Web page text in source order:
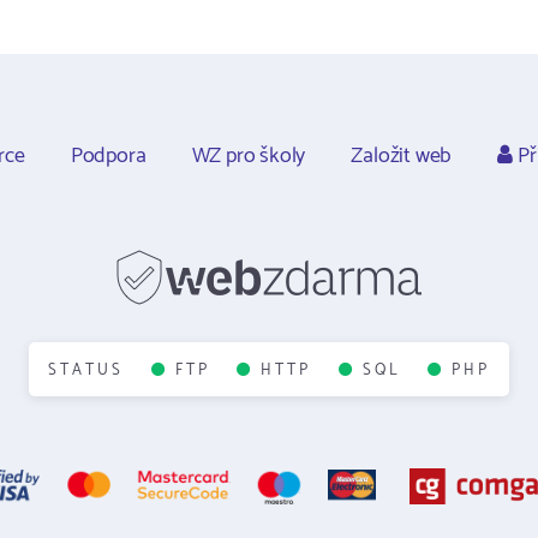
Podpora WZ pro školy Založit web
STATUS FTP HTTP SQL PHP